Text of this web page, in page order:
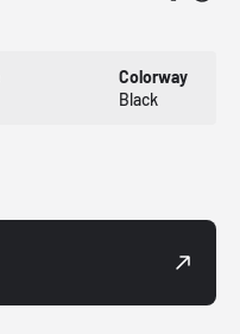
Colorway
Black